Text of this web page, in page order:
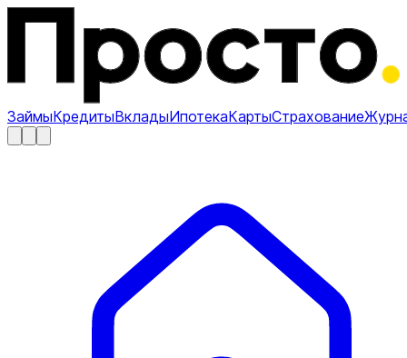
ЗаймыКредитыВкладыИпотекаКартыСтрахование